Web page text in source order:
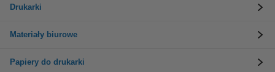
Drukarki
Materiały biurowe
Papiery do drukarki